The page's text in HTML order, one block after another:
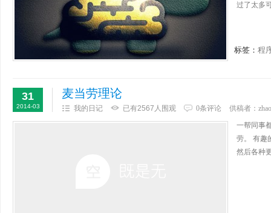
过了太多
标签： 程
31
2014-03
麦当劳理论
我的日记 已有2567人围观 0条评论 供稿者：
一帮同事
劳。 有趣
然后各种